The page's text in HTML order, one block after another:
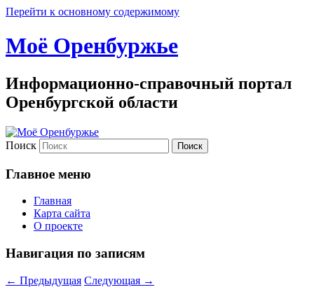
Перейти к основному содержимому
Моё Оренбуржье
Информационно-справочный портал
Оренбургской области
Поиск
Главное меню
Главная
Карта сайта
О проекте
Навигация по записям
← Предыдущая Следующая →